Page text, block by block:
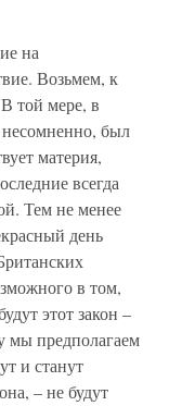
на
Возьмем, к
той мере, в
несомненно, был
материя,
всегда
Тем не менее
день
в том,
этот закон –
мы предполагаем
и станут
– не будут